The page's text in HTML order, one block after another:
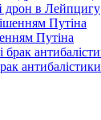
дрон в Лейпцигу
Путіна
антибалістики